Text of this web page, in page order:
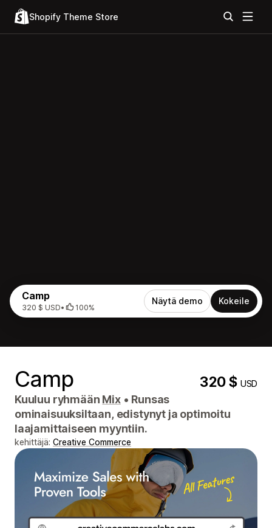
Shopify Theme Store
Camp
320 $ USD• 100%
Näytä demo Kokeile
Camp 320 $USD
Kuuluu ryhmään Mix • Runsas
ominaisuuksiltaan, edistynyt ja optimoitu
laajamittaiseen myyntiin.
kehittäjä: Creative Commerce